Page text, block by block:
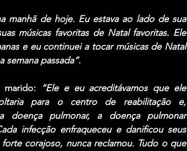
manhã de hoje. Eu estava ao lado de sua
músicas favoritas de Natal favoritas. Ele
e eu continuei a tocar músicas de Natal
semana passada”.
“Ele e eu acreditávamos que ele
para o centro de reabilitação e,
doença pulmonar, a doença pulmonar
infecção enfraqueceu e danificou seus
corajoso, nunca reclamou. Tudo o que